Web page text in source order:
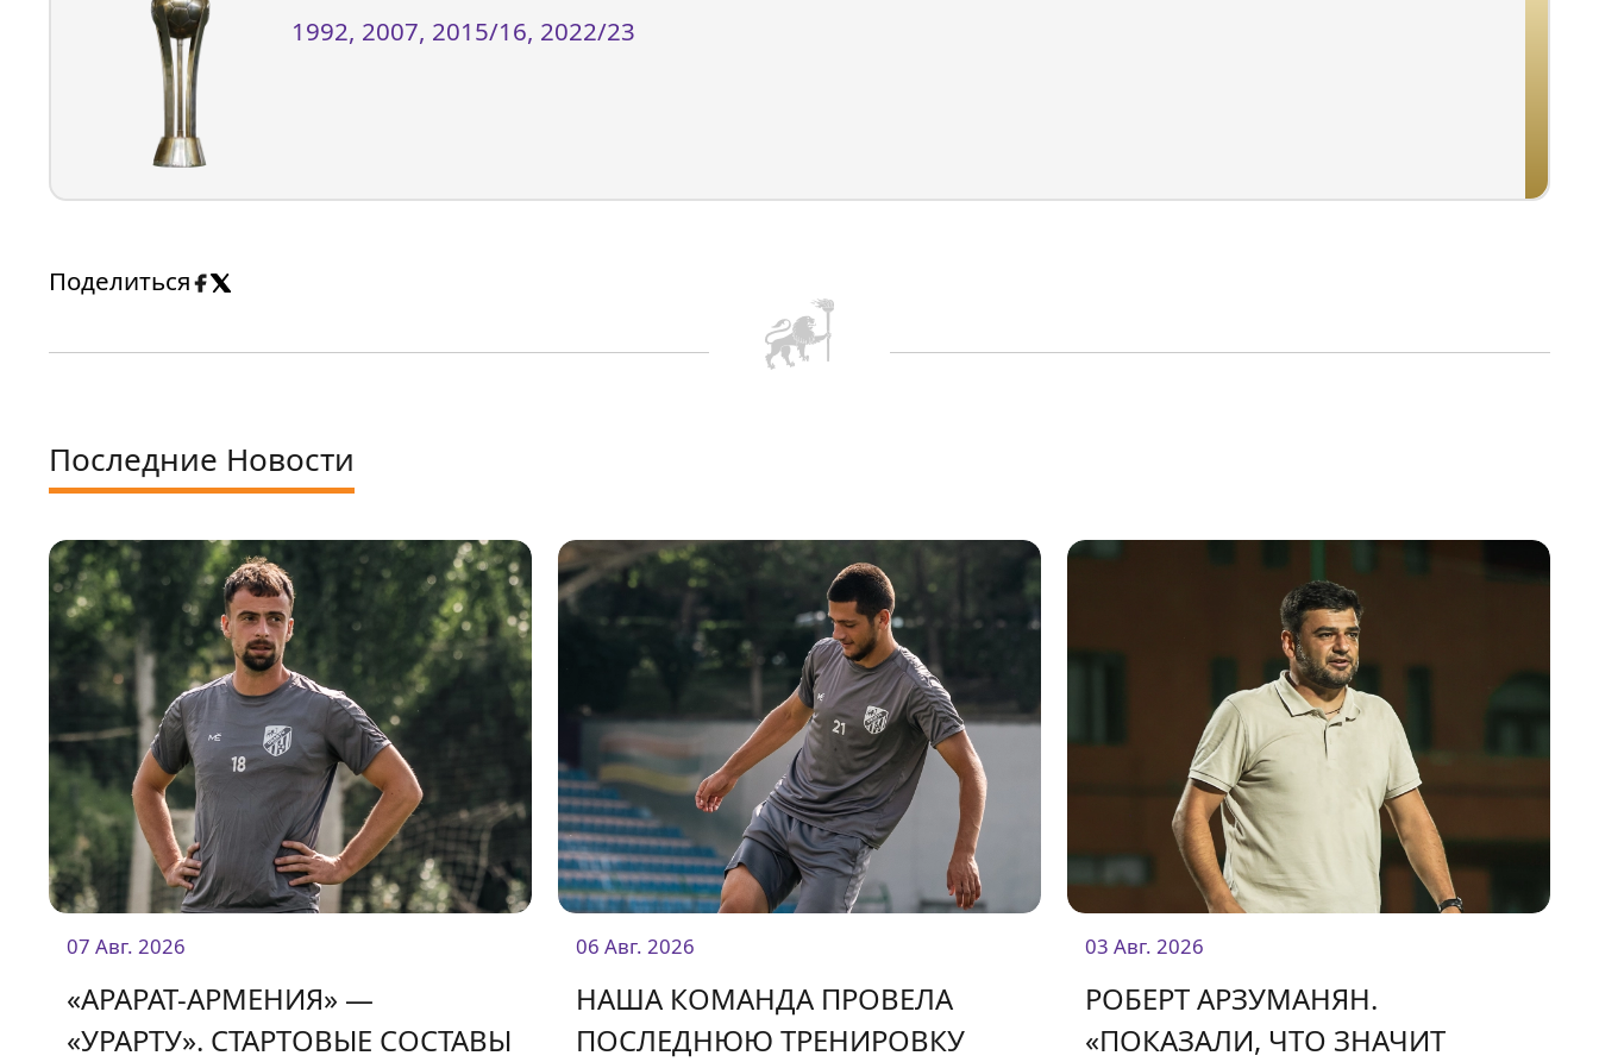
1992, 2007, 2015/16, 2022/23
Поделиться
Последние Новости
07 Авг. 2026
«АРАРАТ-АРМЕНИЯ» —
«УРАРТУ». СТАРТОВЫЕ СОСТАВЫ
06 Авг. 2026
НАША КОМАНДА ПРОВЕЛА
ПОСЛЕДНЮЮ ТРЕНИРОВКУ
03 Авг. 2026
РОБЕРТ АРЗУМАНЯН.
«ПОКАЗАЛИ, ЧТО ЗНАЧИТ